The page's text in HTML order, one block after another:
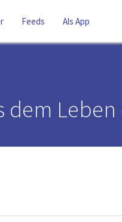
Feeds Als App
dem